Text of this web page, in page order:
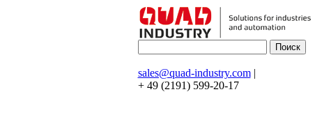
sales@quad-industry.com|
+ 49 (2191) 599-20-17